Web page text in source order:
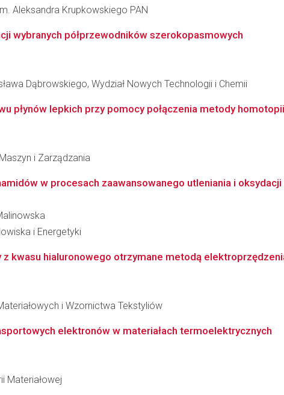
Aleksandra Krupkowskiego PAN
wybranych półprzewodników szerokopasmowych
Dąbrowskiego, Wydział Nowych Technologii i Chemii
płynów lepkich przy pomocy połączenia metody
i Zarządzania
w procesach zaawansowanego utleniania i
i Energetyki
kwasu hialuronowego otrzymane metodą
i Wzornictwa Tekstyliów
elektronów w materiałach termoelektrycznych
Materiałowej